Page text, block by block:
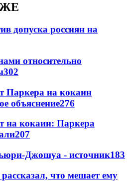
допуска россиян на
относительно
302
Паркера на кокаин
объяснение276
на кокаин: Паркера
207
Джошуа - источник183
что мешает ему